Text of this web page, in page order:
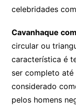
celebridades
Cavanhaque
circular ou
característica é
ser completo até
considerado
pelos homens